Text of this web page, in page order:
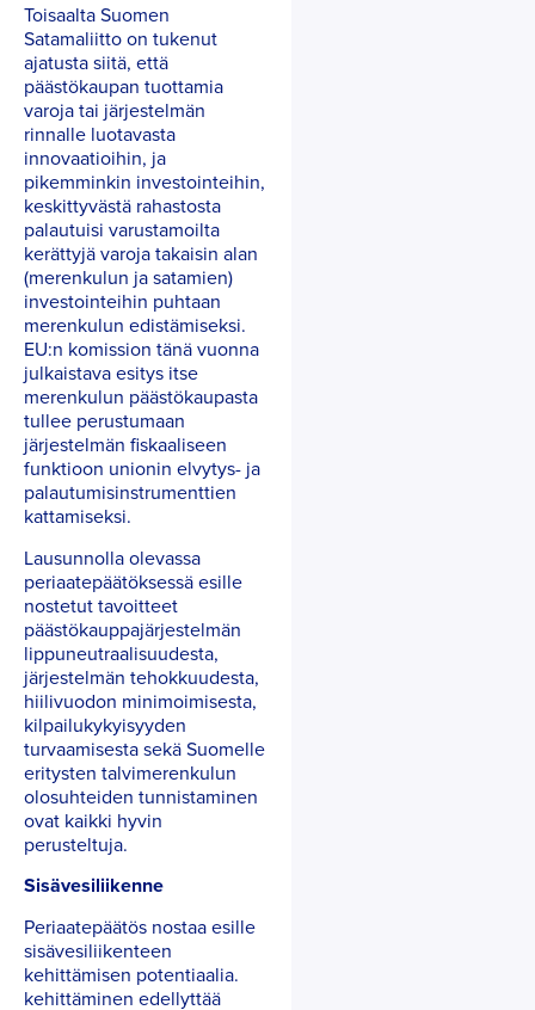
Toisaalta Suomen
Satamaliitto on tukenut
ajatusta siitä, että
päästökaupan tuottamia
varoja tai järjestelmän
rinnalle luotavasta
innovaatioihin, ja
pikemminkin investointeihin,
keskittyvästä rahastosta
palautuisi varustamoilta
kerättyjä varoja takaisin alan
(merenkulun ja satamien)
investointeihin puhtaan
merenkulun edistämiseksi.
EU:n komission tänä vuonna
julkaistava esitys itse
merenkulun päästökaupasta
tullee perustumaan
järjestelmän fiskaaliseen
funktioon unionin elvytys- ja
palautumisinstrumenttien
kattamiseksi.
Lausunnolla olevassa
periaatepäätöksessä esille
nostetut tavoitteet
päästökauppajärjestelmän
lippuneutraalisuudesta,
järjestelmän tehokkuudesta,
hiilivuodon minimoimisesta,
kilpailukykyisyyden
turvaamisesta sekä Suomelle
eritysten talvimerenkulun
olosuhteiden tunnistaminen
ovat kaikki hyvin
perusteltuja.
Sisävesiliikenne
Periaatepäätös nostaa esille
sisävesiliikenteen
kehittämisen potentiaalia.
kehittäminen edellyttää